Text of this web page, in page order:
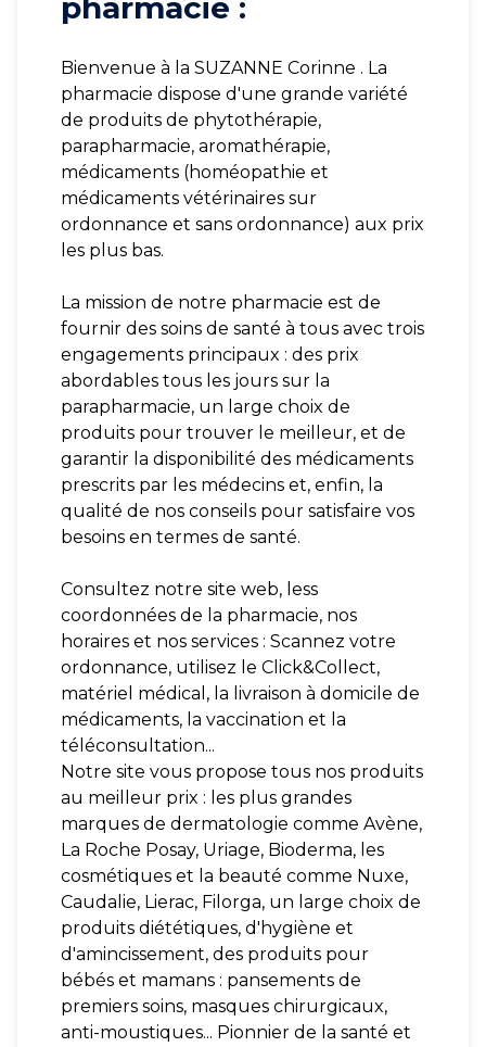
pharmacie :
Bienvenue à la SUZANNE Corinne . La
pharmacie dispose d'une grande variété
de produits de phytothérapie,
parapharmacie, aromathérapie,
médicaments (homéopathie et
médicaments vétérinaires sur
ordonnance et sans ordonnance) aux prix
les plus bas.
La mission de notre pharmacie est de
fournir des soins de santé à tous avec trois
engagements principaux : des prix
abordables tous les jours sur la
parapharmacie, un large choix de
produits pour trouver le meilleur, et de
garantir la disponibilité des médicaments
prescrits par les médecins et, enfin, la
qualité de nos conseils pour satisfaire vos
besoins en termes de santé.
Consultez notre site web, less
coordonnées de la pharmacie, nos
horaires et nos services : Scannez votre
ordonnance, utilisez le Click&Collect,
matériel médical, la livraison à domicile de
médicaments, la vaccination et la
téléconsultation...
Notre site vous propose tous nos produits
au meilleur prix : les plus grandes
marques de dermatologie comme Avène,
La Roche Posay, Uriage, Bioderma, les
cosmétiques et la beauté comme Nuxe,
Caudalie, Lierac, Filorga, un large choix de
produits diététiques, d'hygiène et
d'amincissement, des produits pour
bébés et mamans : pansements de
premiers soins, masques chirurgicaux,
anti-moustiques... Pionnier de la santé et